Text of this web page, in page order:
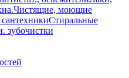
Чистящие, моющие
Стиральные
зубочистки